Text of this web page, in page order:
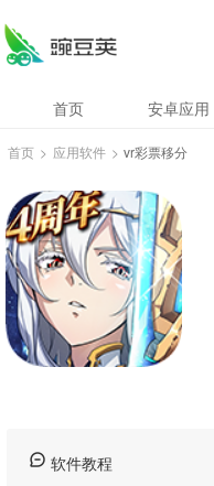
首页 安卓应用
首页 > 应用软件 > vr彩票移分
软件教程